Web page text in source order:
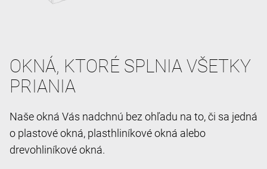
OKNÁ, KTORÉ SPLNIA VŠETKY
PRIANIA
Naše okná Vás nadchnú bez ohľadu na to, či sa jedná
o plastové okná, plasthliníkové okná alebo
drevohliníkové okná.